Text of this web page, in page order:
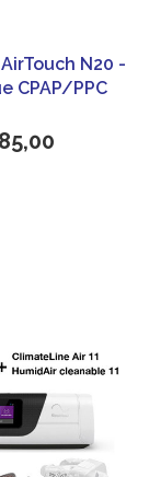
N20 -
CPAP/PPC
85,00